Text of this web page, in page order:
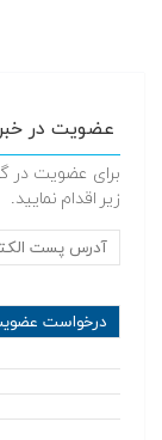
عضویت در
برای عضویت در
زیر اقدام نمایید.